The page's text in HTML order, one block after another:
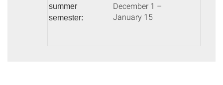
summer
semester:
December 1 –
January 15